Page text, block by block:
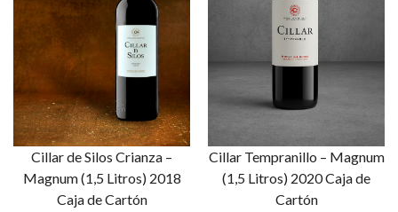
Cillar de Silos Crianza –
Magnum (1,5 Litros) 2018
Caja de Cartón
Cillar Tempranillo – Magnum
(1,5 Litros) 2020 Caja de
Cartón